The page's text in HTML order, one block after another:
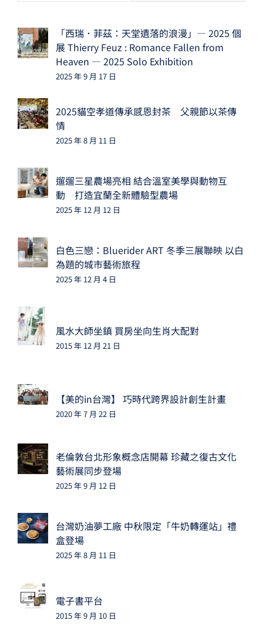
「西瑞．菲茲：天堂遺落的浪漫」— 2025 個
展 Thierry Feuz : Romance Fallen from
Heaven — 2025 Solo Exhibition
2025 年 9 月 17 日
2025貓空孝道傳承感恩封茶 父親節以茶傳
情
2025 年 8 月 11 日
遛遛三星農場亮相 結合溫室美學與動物互
動 打造宜蘭全新體驗型農場
2025 年 12 月 12 日
白色三戀：Bluerider ART 冬季三展聯映 以白
為題的城市藝術旅程
2025 年 12 月 4 日
風水大師坐鎮 買房坐向生肖大配對
2015 年 12 月 21 日
【美的in台灣】 巧時代跨界設計創生計畫
2020 年 7 月 22 日
老倫敦台北形象概念店開幕 珍藏之復古文化
藝術展同步登場
2025 年 9 月 12 日
台灣奶油夢工廠 中秋限定「牛奶轉運站」禮
盒登場
2025 年 8 月 11 日
電子書平台
2015 年 9 月 10 日